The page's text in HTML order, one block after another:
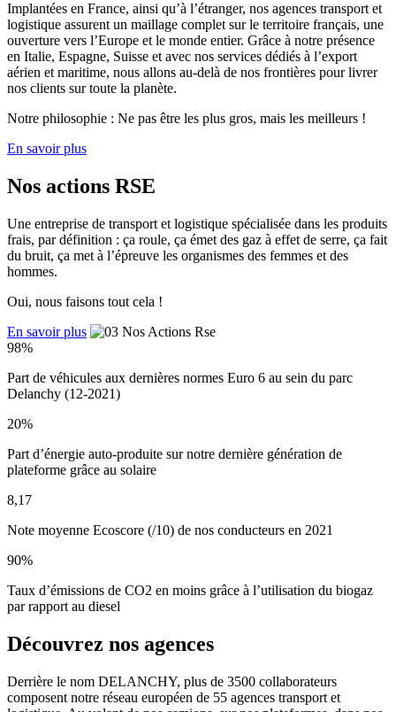
Implantées en France, ainsi qu’à l’étranger, nos agences transport et
logistique assurent un maillage complet sur le territoire français, une
ouverture vers l’Europe et le monde entier. Grâce à notre présence
en Italie, Espagne, Suisse et avec nos services dédiés à l’export
aérien et maritime, nous allons au-delà de nos frontières pour livrer
nos clients sur toute la planète.
Notre philosophie : Ne pas être les plus gros, mais les meilleurs !
En savoir plus
Nos actions RSE
Une entreprise de transport et logistique spécialisée dans les produits
frais, par définition : ça roule, ça émet des gaz à effet de serre, ça fait
du bruit, ça met à l’épreuve les organismes des femmes et des
hommes.
Oui, nous faisons tout cela !
En savoir plus
98%
Part de véhicules aux dernières normes Euro 6 au sein du parc
Delanchy (12-2021)
20%
Part d’énergie auto-produite sur notre dernière génération de
plateforme grâce au solaire
8,17
Note moyenne Ecoscore (/10) de nos conducteurs en 2021
90%
Taux d’émissions de CO2 en moins grâce à l’utilisation du biogaz
par rapport au diesel
Découvrez nos agences
Derrière le nom DELANCHY, plus de 3500 collaborateurs
composent notre réseau européen de 55 agences transport et